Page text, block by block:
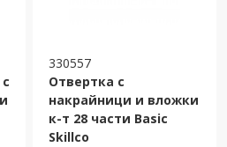
330557
Отвертка с
накрайници и вложки
к-т 28 части Basic
Skillco